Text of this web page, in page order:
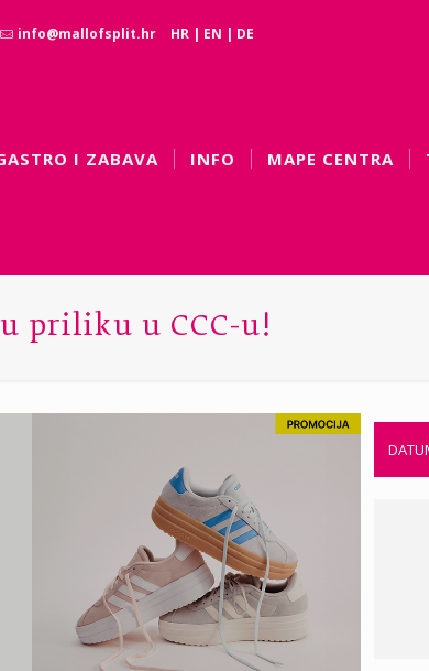
info@mallofsplit.hr HR | EN | DE
I ZABAVA INFO MAPE CENTRA
priliku u CCC-u!